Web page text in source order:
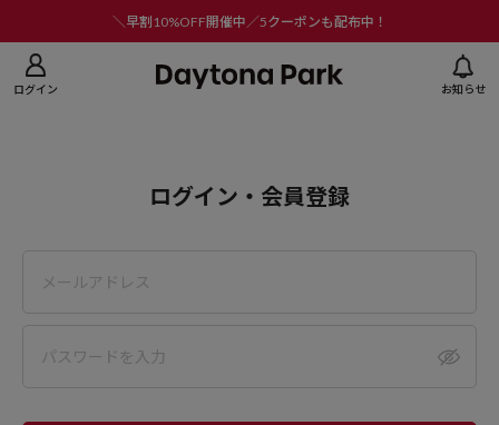
＼早割10%OFF開催中／5クーポンも配布中！
ログイン お知らせ
ログイン・会員登録